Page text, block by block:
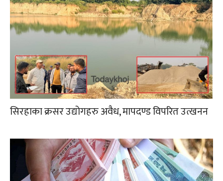
सिरहाका क्रसर उद्योगहरु अवैध, मापदण्ड विपरित उत्खनन